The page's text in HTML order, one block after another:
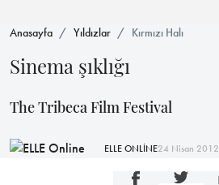
Anasayfa Yıldızlar Kırmızı Halı
Sinema şıklığı
The Tribeca Film Festival
ELLE ONLİNE24 Nisan 2012